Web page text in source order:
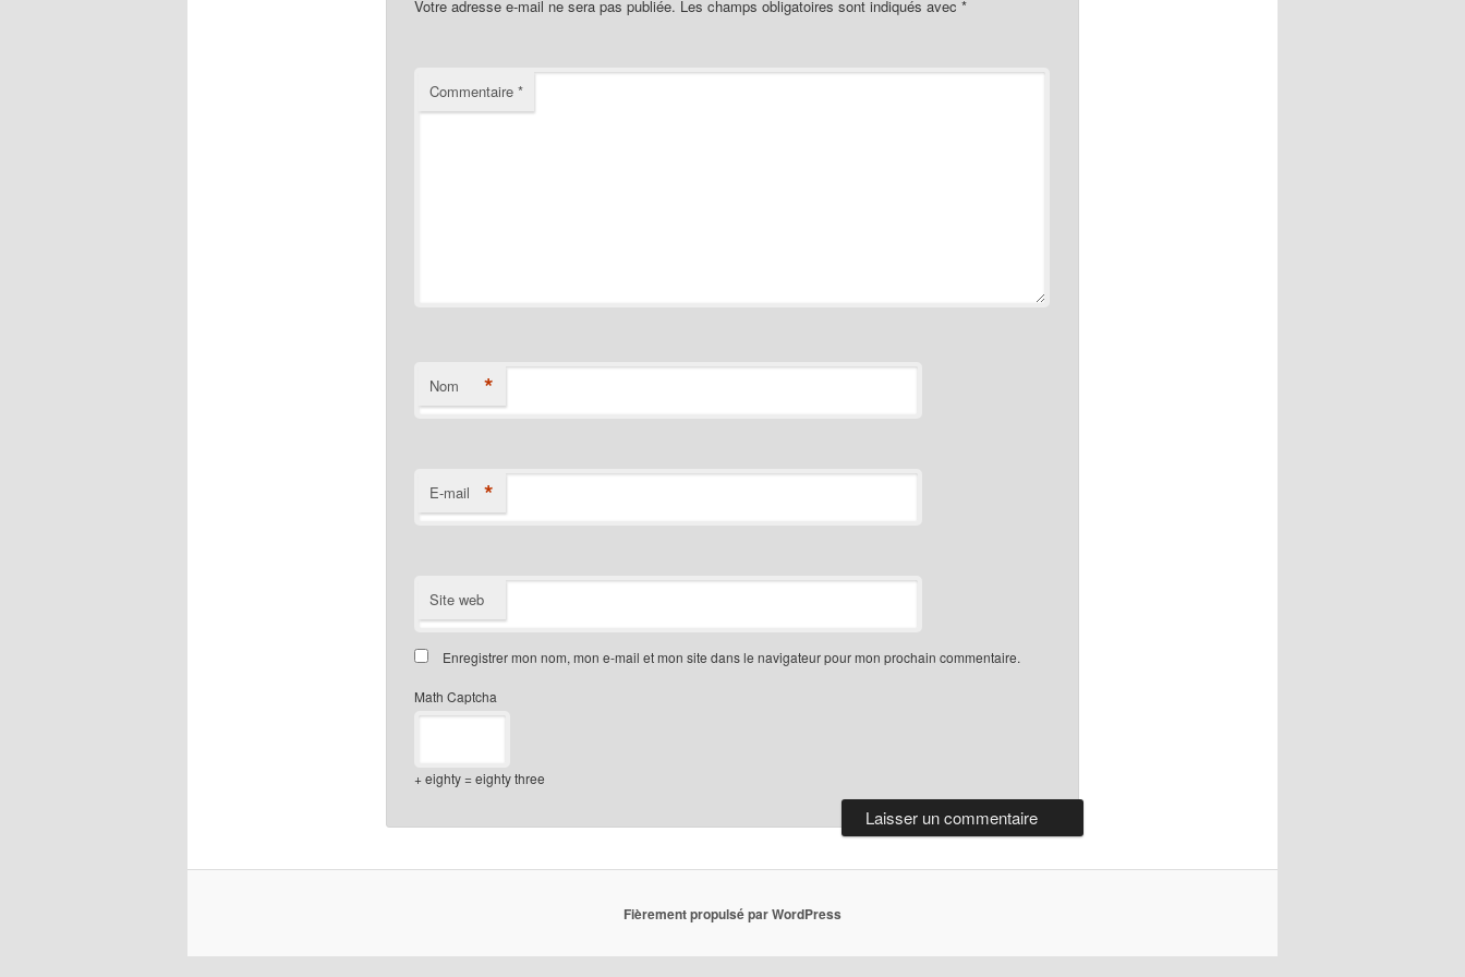
Votre adresse e-mail ne sera pas publiée. Les champs obligatoires sont indiqués avec *
Commentaire *
Nom *
E-mail *
Site web
Enregistrer mon nom, mon e-mail et mon site dans le navigateur pour mon prochain commentaire.
Math Captcha
+ eighty = eighty three
Fièrement propulsé par WordPress